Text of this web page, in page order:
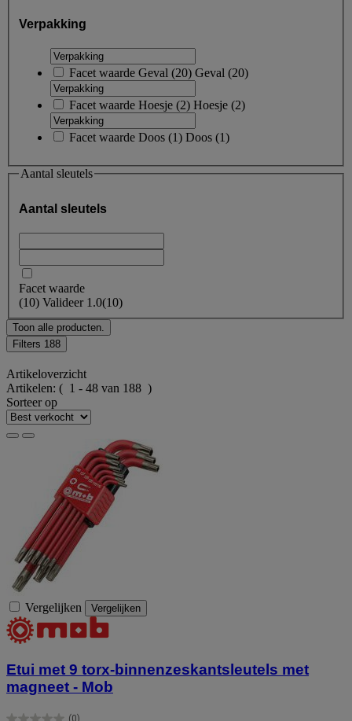
Verpakking
Facet waarde Geval (20) Geval (20)
Facet waarde Hoesje (2) Hoesje (2)
Facet waarde Doos (1) Doos (1)
Aantal sleutels
Aantal sleutels
Facet waarde
(10) Valideer 1.0(10)
Toon alle producten.
Filters 188
Artikeloverzicht
Artikelen: ( 1 - 48 van 188 )
Sorteer op
Vergelijken Vergelijken
Etui met 9 torx-binnenzeskantsleutels met
magneet - Mob
(0)